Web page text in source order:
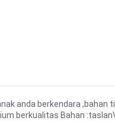
anda berkendara
berkualitas Bahan